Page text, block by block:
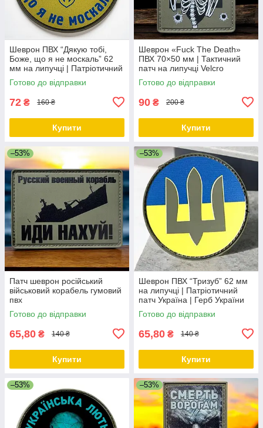
Шеврон ПВХ “Дякую тобі,
Боже, що я не москаль” 62
мм на липучці | Патріотичний
патч Україна
Готово до відправки
72 ₴ 160 ₴
Купити
Шеврон «Fuck The Death»
ПВХ 70×50 мм | Тактичний
патч на липучці Velcro
Готово до відправки
90 ₴ 200 ₴
Купити
–53%
Патч шеврон російський
військовий корабель гумовий
пвх
Готово до відправки
65,80 ₴ 140 ₴
Купити
–53%
Шеврон ПВХ “Тризуб” 62 мм
на липучці | Патріотичний
патч Україна | Герб України
Готово до відправки
65,80 ₴ 140 ₴
Купити
–53% –53%